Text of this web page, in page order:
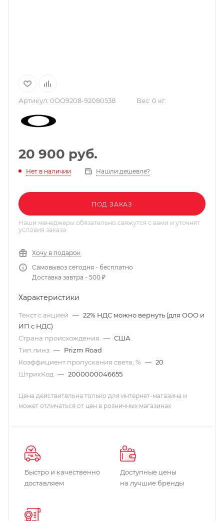
Артикул: 0OO9208-92080538 Вес: 0 кг.
20 900 руб.
Нет в наличии Нашли дешевле?
ПОД ЗАКАЗ
Наши менеджеры обязательно свяжутся с вами и уточнят
условия заказа
Хочу в подарок
Самовывоз сегодня - бесплатно
Доставка завтра - 500 ₽
Характеристики
Текст с акцией — 22% НДС можно вернуть (для ООО и
ИП с НДС)
Страна происхождения — США
Тип линз — Prizm Road
Коэффициент пропускания света, % — 20
ШтрихКод — 2000000046655
Цена действительна только для интернет-магазина и
может отличаться от цен в розничных магазинах
Быстро и качественно
доставляем
Доступные цены
на лучшие бренды